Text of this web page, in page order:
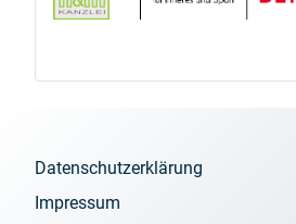
Datenschutzerklärung
Impressum